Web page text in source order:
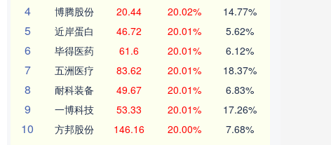
4 博腾股份 20.44 20.02% 14.77%
5 近岸蛋白 46.72 20.01% 5.62%
6 毕得医药 61.6 20.01% 6.12%
7 五洲医疗 83.62 20.01% 18.37%
8 耐科装备 49.67 20.01% 6.83%
9 一博科技 53.33 20.01% 17.26%
10 方邦股份 146.16 20.00% 7.68%